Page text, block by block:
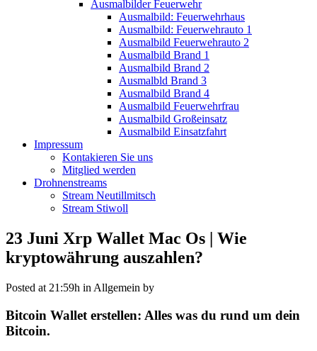
Ausmalbilder Feuerwehr
Ausmalbild: Feuerwehrhaus
Ausmalbild: Feuerwehrauto 1
Ausmalbild Feuerwehrauto 2
Ausmalbild Brand 1
Ausmalbild Brand 2
Ausmalbld Brand 3
Ausmalbild Brand 4
Ausmalbild Feuerwehrfrau
Ausmalbild Großeinsatz
Ausmalbild Einsatzfahrt
Impressum
Kontakieren Sie uns
Mitglied werden
Drohnenstreams
Stream Neutillmitsch
Stream Stiwoll
23 Juni Xrp Wallet Mac Os | Wie
kryptowährung auszahlen?
Posted at 21:59h in Allgemein by
Bitcoin Wallet erstellen: Alles was du rund um dein
Bitcoin.